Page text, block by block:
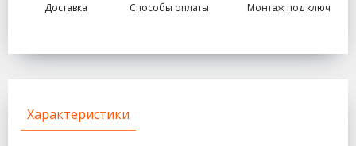
Доставка Способы оплаты Монтаж под ключ
Характеристики